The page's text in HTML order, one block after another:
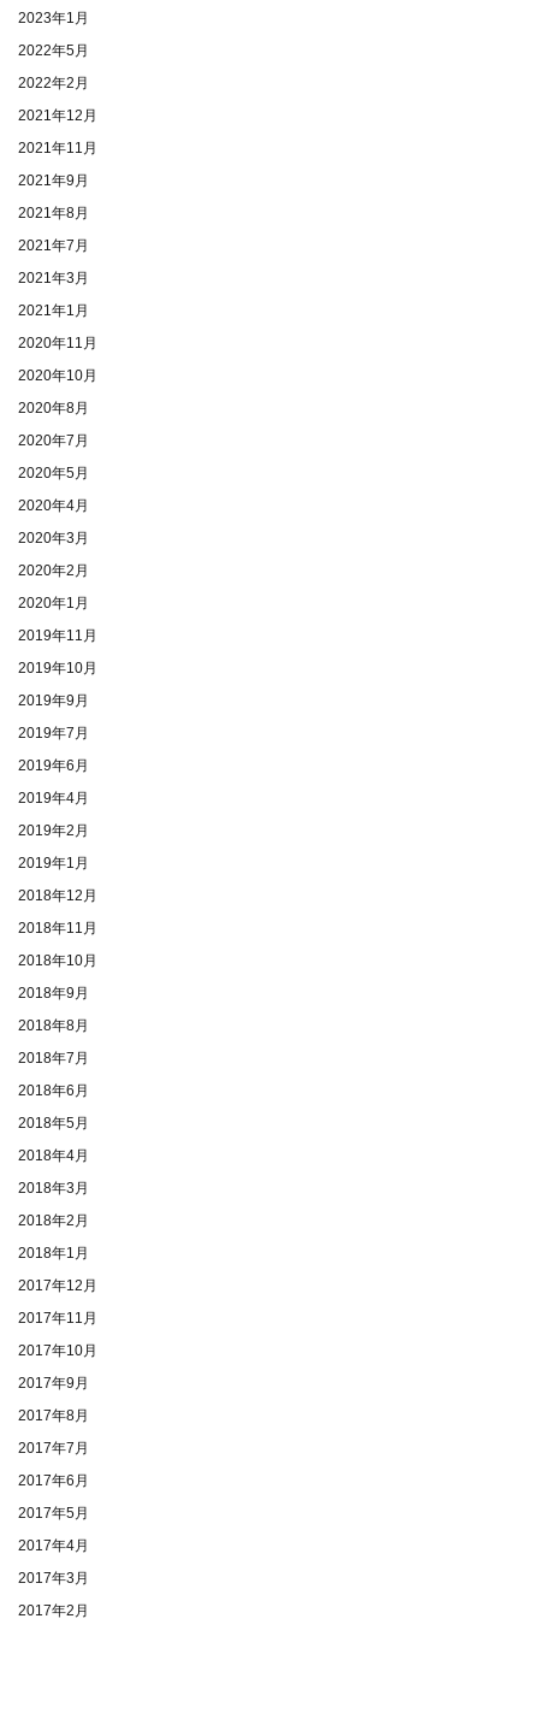
2023年1月
2022年5月
2022年2月
2021年12月
2021年11月
2021年9月
2021年8月
2021年7月
2021年3月
2021年1月
2020年11月
2020年10月
2020年8月
2020年7月
2020年5月
2020年4月
2020年3月
2020年2月
2020年1月
2019年11月
2019年10月
2019年9月
2019年7月
2019年6月
2019年4月
2019年2月
2019年1月
2018年12月
2018年11月
2018年10月
2018年9月
2018年8月
2018年7月
2018年6月
2018年5月
2018年4月
2018年3月
2018年2月
2018年1月
2017年12月
2017年11月
2017年10月
2017年9月
2017年8月
2017年7月
2017年6月
2017年5月
2017年4月
2017年3月
2017年2月